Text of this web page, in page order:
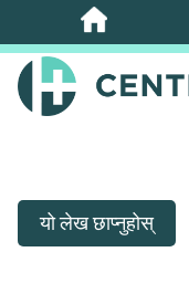
मुख्य
सामग्रीमा
जानुहोस्
यो लेख छाप्नुहोस्